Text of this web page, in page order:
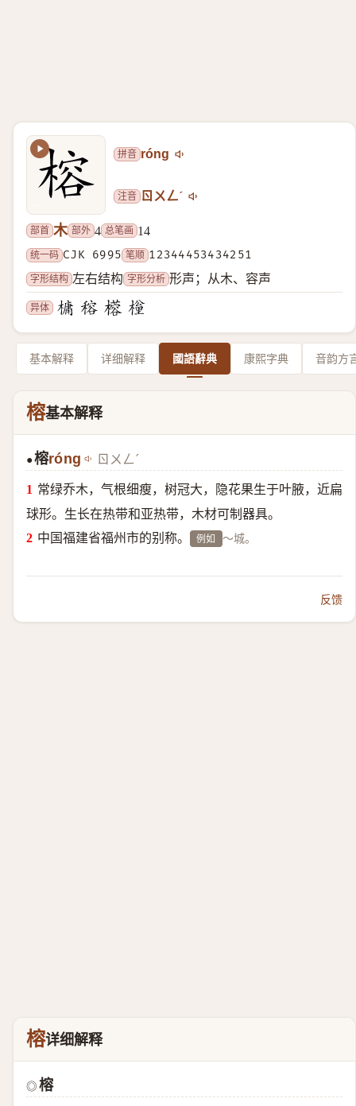
拼音 róng
注音 ㄖㄨㄥˊ
部首 木 部外 4 总笔画 14
统一码 CJK 6995 笔顺 12344453434251
字形结构 左右结构 字形分析 形声；从木、容声
异体
基本解释 详细解释 國語辭典 康熙字典 音韵方
榕基本解释
●榕róng ㄖㄨㄥˊ
常绿乔木，气根细瘦，树冠大，隐花果生于叶腋，近扁
球形。生长在热带和亚热带，木材可制器具。
中国福建省福州市的别称。
例如 ～城。
反馈
榕详细解释
◎ 榕